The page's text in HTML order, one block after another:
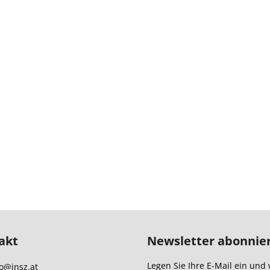
@insz.at
Newsletter
Legen Sie Ihre E-Mail ein und